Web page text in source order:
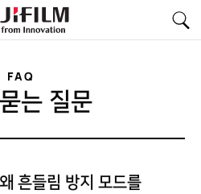
FAQ
는 질문
흔들림 방지 모드를